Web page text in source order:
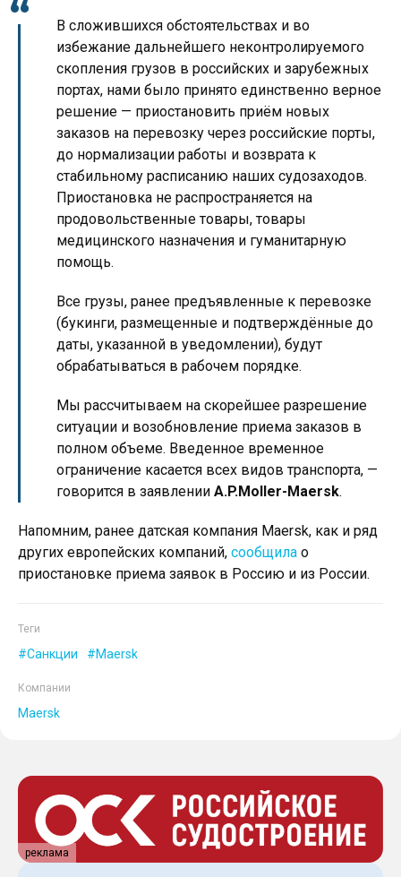
В сложившихся обстоятельствах и во
избежание дальнейшего неконтролируемого
скопления грузов в российских и зарубежных
портах, нами было принято единственно верное
решение — приостановить приём новых
заказов на перевозку через российские порты,
до нормализации работы и возврата к
стабильному расписанию наших судозаходов.
Приостановка не распространяется на
продовольственные товары, товары
медицинского назначения и гуманитарную
помощь.
Все грузы, ранее предъявленные к перевозке
(букинги, размещенные и подтверждённые до
даты, указанной в уведомлении), будут
обрабатываться в рабочем порядке.
Мы рассчитываем на скорейшее разрешение
ситуации и возобновление приема заказов в
полном объеме. Введенное временное
ограничение касается всех видов транспорта, —
говорится в заявлении A.P.Moller-Maersk.
Напомним, ранее датская компания Maersk, как и ряд
других европейских компаний, сообщила о
приостановке приема заявок в Россию и из России.
Теги
Санкции Maersk
Компании
Maersk
реклама